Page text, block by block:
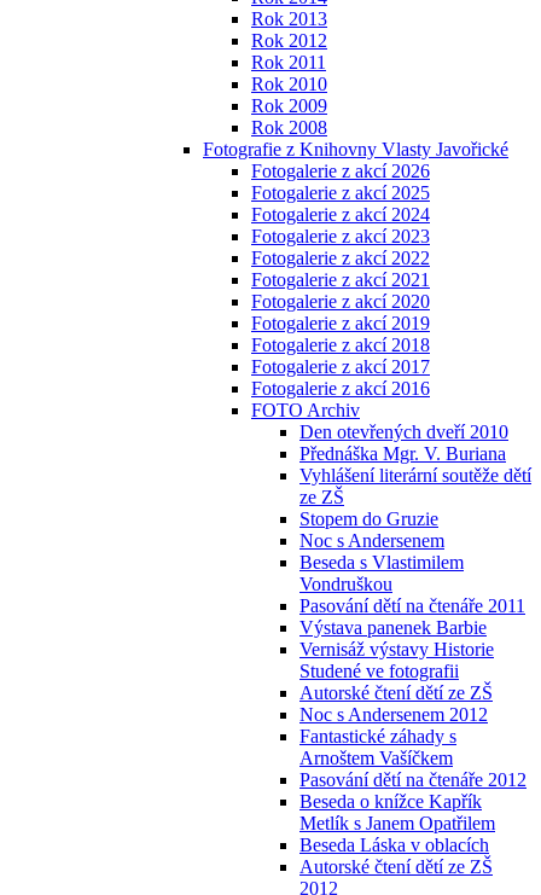
Rok 2013
Rok 2012
Rok 2011
Rok 2010
Rok 2009
Rok 2008
Fotografie z Knihovny Vlasty Javořické
Fotogalerie z akcí 2026
Fotogalerie z akcí 2025
Fotogalerie z akcí 2024
Fotogalerie z akcí 2023
Fotogalerie z akcí 2022
Fotogalerie z akcí 2021
Fotogalerie z akcí 2020
Fotogalerie z akcí 2019
Fotogalerie z akcí 2018
Fotogalerie z akcí 2017
Fotogalerie z akcí 2016
FOTO Archiv
Den otevřených dveří 2010
Přednáška Mgr. V. Buriana
Vyhlášení literární soutěže dětí
ze ZŠ
Stopem do Gruzie
Noc s Andersenem
Beseda s Vlastimilem
Vondruškou
Pasování dětí na čtenáře 2011
Výstava panenek Barbie
Vernisáž výstavy Historie
Studené ve fotografii
Autorské čtení dětí ze ZŠ
Noc s Andersenem 2012
Fantastické záhady s
Arnoštem Vašíčkem
Pasování dětí na čtenáře 2012
Beseda o knížce Kapřík
Metlík s Janem Opatřilem
Beseda Láska v oblacích
Autorské čtení dětí ze ZŠ
2012